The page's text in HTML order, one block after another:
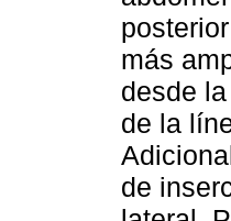
más
desde
de la
de